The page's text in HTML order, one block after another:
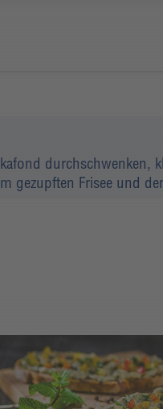
durchschwenken,
gezupften Frisee und